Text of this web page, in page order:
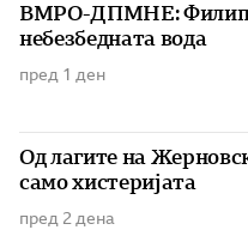
ВМРО-ДПМНЕ:
небезбедната вода
пред 1 ден
Од лагите на
само хистеријата
пред 2 дена